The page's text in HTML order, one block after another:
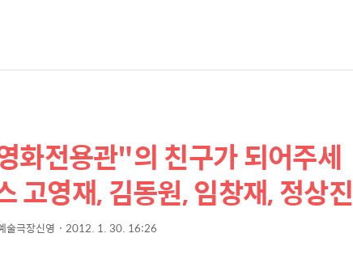
화전용관"의 친구가 되어주세
고영재, 김동원, 임창재, 정상진
술극장신영 2012. 1. 30. 16:26